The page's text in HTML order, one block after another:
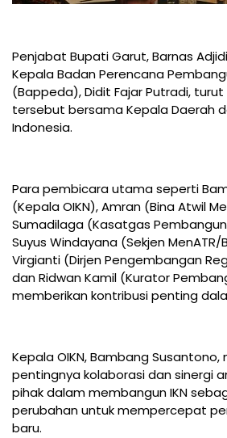
Penjabat Bupati Garut, Barnas
Kepala Badan Perencana
(Bappeda), Didit Fajar Putradi,
tersebut bersama Kepala Daerah
Indonesia.
Para pembicara utama seperti
(Kepala OIKN), Amran (Bina Atwil
Sumadilaga (Kasatgas
Suyus Windayana (Sekjen MenATR/
Virgianti (Dirjen Pengembangan
dan Ridwan Kamil (Kurator
memberikan kontribusi penting
Kepala OIKN, Bambang
pentingnya kolaborasi dan sinergi
pihak dalam membangun IKN
perubahan untuk mempercepat
baru.